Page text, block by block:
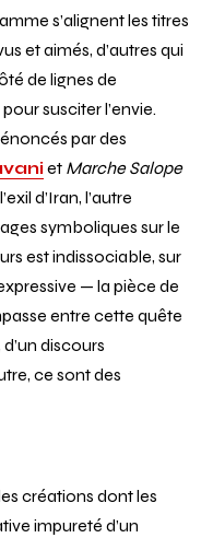
s’alignent les titres
et aimés, d’autres qui
de lignes de
susciter l’envie.
par des
et Marche Salope
d’Iran, l’autre
symboliques sur le
est indissociable, sur
— la pièce de
entre cette quête
discours
ce sont des
créations dont les
impureté d’un